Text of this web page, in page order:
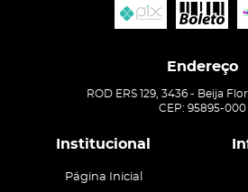
Endereço
ROD ERS 129, 3436 - Beija
CEP: 95895-000
Institucional
Página Inicial